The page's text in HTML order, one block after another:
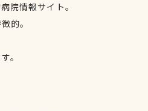
院情報サイト。
的。
。